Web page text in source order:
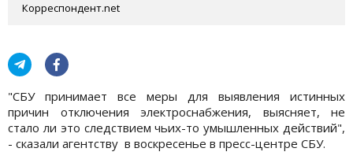
Корреспондент.net
"СБУ принимает все меры для выявления истинных
причин отключения электроснабжения, выясняет, не
стало ли это следствием чьих-то умышленных действий",
- сказали агентству в воскресенье в пресс-центре СБУ.